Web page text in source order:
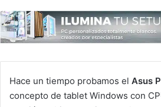
Hace un tiempo probamos el Asus
concepto de tablet Windows con